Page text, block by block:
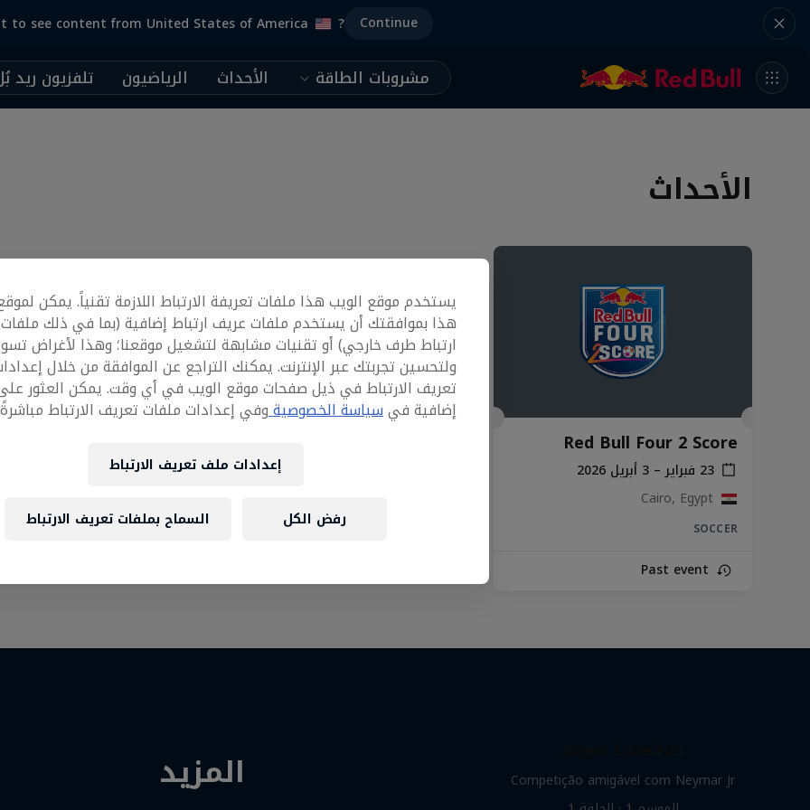
to see content from United States of America ? Continue
مشروبات الطاقة الأحداث الرياضيون تلفزيون ريد
الأحداث
Red Bull Four 2 Score
23 فبراير – 3 أبريل 2026
Cairo, Egypt
SOCCER
Past event
المزيد
Competição amigável com Neymar Jr
يستخدم موقع الويب هذا ملفات تعريفة الارتباط اللازمة تقنياً. يمكن
هذا بموافقتك أن يستخدم ملفات عريف ارتباط إضافية (بما في ذلك
ارتباط طرف خارجي) أو تقنيات مشابهة لتشغيل موقعنا؛ وهذا لأغراض
ولتحسين تجربتك عبر الإنترنت. يمكنك التراجع عن الموافقة من خلال
تعريف الارتباط في ذيل صفحات موقع الويب في أي وقت. يمكن العثور
إضافية فيسياسة الخصوصيةوفي إعدادات ملفات تعريف الارتباط مباشرةً
إعدادات ملف تعريف الارتباط
رفض الكل السماح بملفات تعريف الارتباط